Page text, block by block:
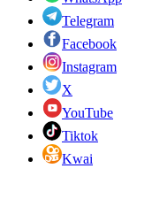
Telegram
Facebook
Instagram
X
YouTube
Tiktok
Kwai